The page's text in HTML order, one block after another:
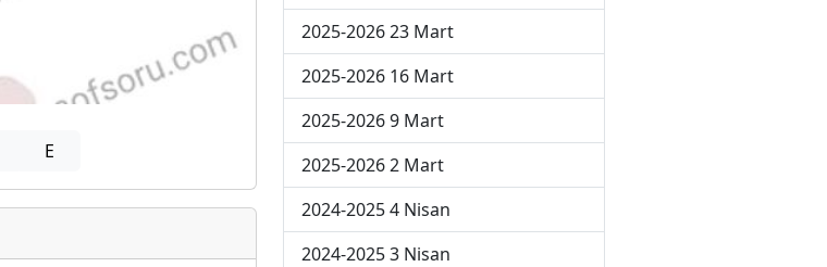
E
2025-2026 23 Mart
2025-2026 16 Mart
2025-2026 9 Mart
2025-2026 2 Mart
2024-2025 4 Nisan
2024-2025 3 Nisan